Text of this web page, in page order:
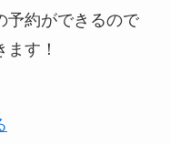
予約ができるので
す！